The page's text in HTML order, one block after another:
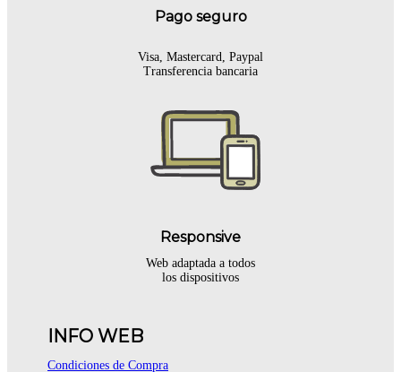
Pago seguro
Visa, Mastercard, Paypal
Transferencia bancaria
Responsive
Web adaptada a todos
los dispositivos
INFO WEB
Condiciones de Compra